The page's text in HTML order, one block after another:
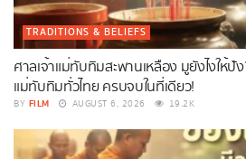
TRADITIONS & BELIEFS
ศาลเจ้าแม่ทับทิมสะพานเหลือง มูยังไงให้ปั
แม่ทับทิมทั่วไทย ครบจบในที่เดียว!
BY FILM AUGUST 6, 2026 19.2K